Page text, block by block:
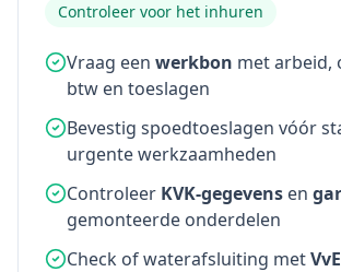
Controleer voor het inhuren
Vraag een werkbon met arbeid,
btw en toeslagen
Bevestig spoedtoeslagen vóór
urgente werkzaamheden
Controleer KVK-gegevens en
gemonteerde onderdelen
Check of waterafsluiting metVvE